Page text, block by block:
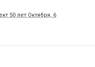
50 лет Октября, 6